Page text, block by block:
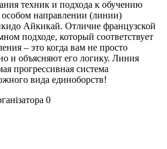
техник и подхода к обучению
особом направлении (линии)
Айкикай. Отличие французской
подходе, который соответствует
– это когда вам не просто
и объясняют его логику. Линия
прогрессивная система
вида единоборств!
0